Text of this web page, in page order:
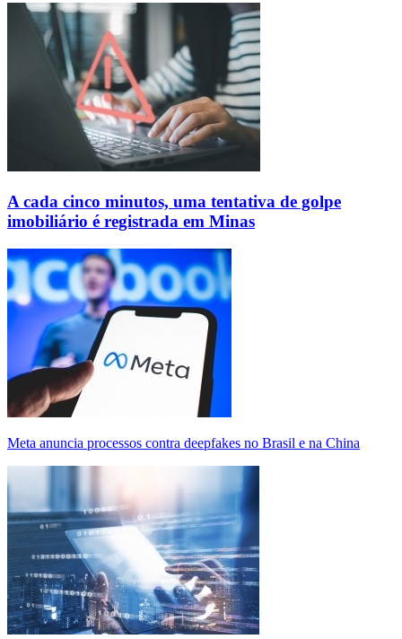
A cada cinco minutos, uma tentativa de golpe
imobiliário é registrada em Minas
Meta anuncia processos contra deepfakes no Brasil e na China